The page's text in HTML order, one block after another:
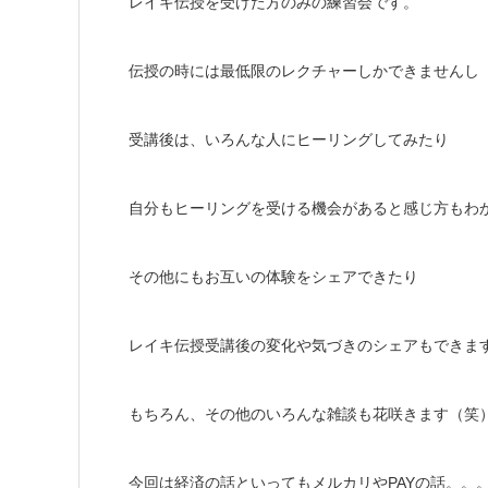
伝授の時には最低限のレクチャーしかできませんし
受講後は、いろんな人にヒーリングしてみたり
自分もヒーリングを受ける機会があると感じ方もわ
その他にもお互いの体験をシェアできたり
レイキ伝授受講後の変化や気づきのシェアもできま
もちろん、その他のいろんな雑談も花咲きます（笑）
今回は経済の話といってもメルカリやPAYの話。。。